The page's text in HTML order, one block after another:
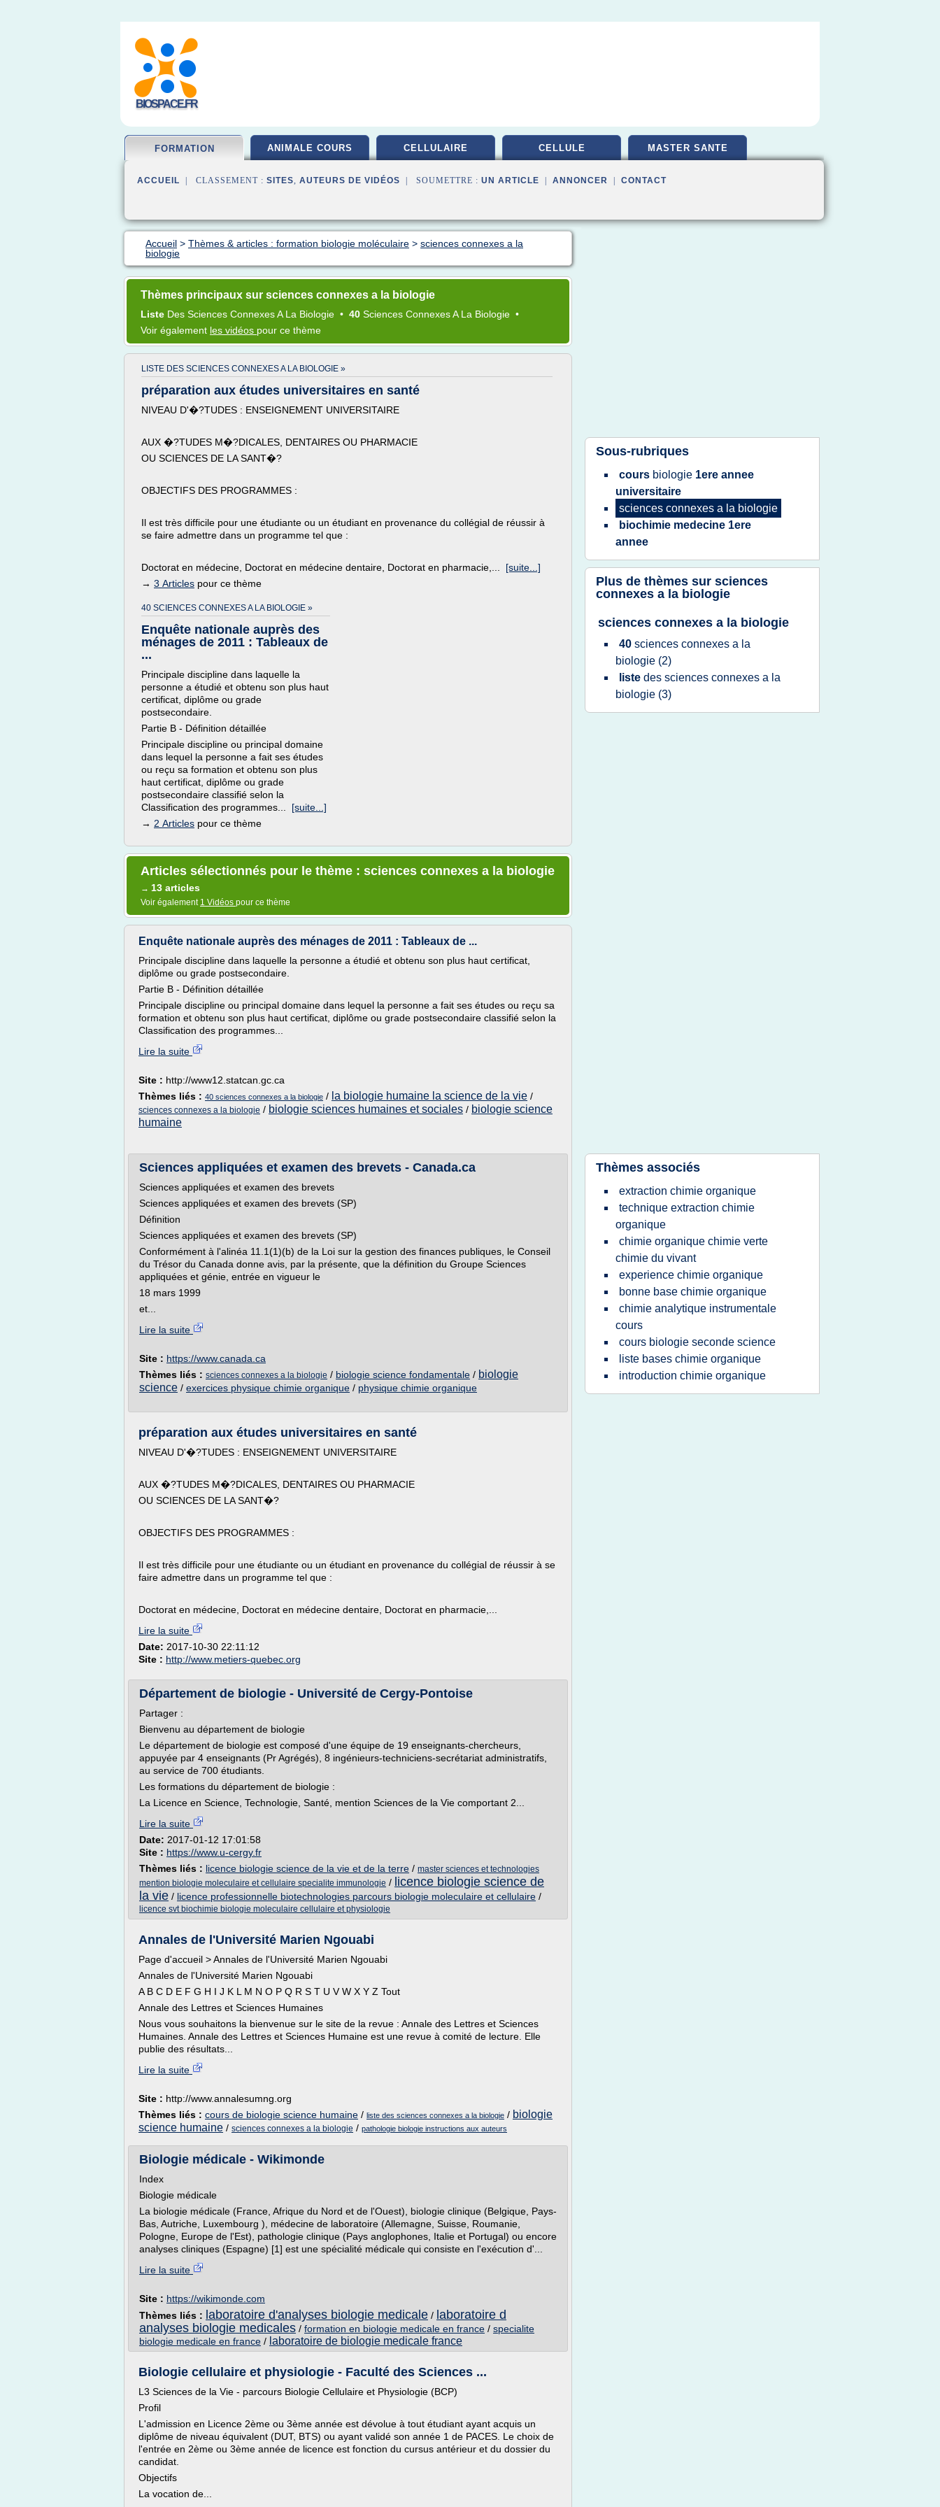
BIOSPACE.FR
FORMATION ANIMALE COURS CELLULAIRE CELLULE MASTER SANTE
ACCUEIL | CLASSEMENT : SITES, AUTEURS DE VIDÉOS | SOUMETTRE : UN ARTICLE ANNONCER CONTACT
Accueil > Thèmes & articles : formation biologie moléculaire > sciences connexes a la
biologie
Thèmes principaux sur sciences connexes a la biologie
Liste Des Sciences ConnexesA La Biologie • 40 Sciences ConnexesA La Biologie •
Voir également les vidéos pour ce thème
LISTE DES SCIENCES CONNEXES A LA BIOLOGIE »
préparation aux études universitaires en santé
NIVEAU D'�?TUDES : ENSEIGNEMENT UNIVERSITAIRE
AUX �?TUDES M�?DICALES, DENTAIRES OU PHARMACIE
OU SCIENCES DE LA SANT�?
OBJECTIFS DES PROGRAMMES :
Il est très difficile pour une étudiante ou un étudiant en provenance du collégial de réussir à
se faire admettre dans un programme tel que :
Doctorat en médecine, Doctorat en médecine dentaire, Doctorat en pharmacie,... [suite...]
→ 3 Articles pour ce thème
40 SCIENCES CONNEXES A LA BIOLOGIE »
Enquête nationale auprès des
ménages de 2011 : Tableaux de
...
Principale discipline dans laquelle la
personne a étudié et obtenu son plus haut
certificat, diplôme ou grade
postsecondaire.
Partie B - Définition détaillée
Principale discipline ou principal domaine
dans lequel la personne a fait ses études
ou reçu sa formation et obtenu son plus
haut certificat, diplôme ou grade
postsecondaire classifié selon la
Classification des programmes... [suite...]
→ 2 Articles pour ce thème
Articles sélectionnés pour le thème : sciences connexes a la biologie
→ 13 articles
Voir également 1 Vidéos pour ce thème
Enquête nationale auprès des ménages de 2011 : Tableaux de ...
Principale discipline dans laquelle la personne a étudié et obtenu son plus haut certificat,
diplôme ou grade postsecondaire.
Partie B - Définition détaillée
Principale discipline ou principal domaine dans lequel la personne a fait ses études ou reçu sa
formation et obtenu son plus haut certificat, diplôme ou grade postsecondaire classifié selon la
Classification des programmes...
Lire la suite
Site : http://www12.statcan.gc.ca
Thèmes liés : 40 sciences connexes a la biologie / la biologie humaine la science de la vie /
sciences connexes a la biologie / biologie sciences humaines et sociales / biologie science
humaine
Sciences appliquées et examen des brevets - Canada.ca
Sciences appliquées et examen des brevets
Sciences appliquées et examen des brevets (SP)
Définition
Sciences appliquées et examen des brevets (SP)
Conformément à l'alinéa 11.1(1)(b) de la Loi sur la gestion des finances publiques, le Conseil
du Trésor du Canada donne avis, par la présente, que la définition du Groupe Sciences
appliquées et génie, entrée en vigueur le
18 mars 1999
et...
Lire la suite
Site : https://www.canada.ca
Thèmes liés : sciences connexes a la biologie / biologie science fondamentale / biologie
science / exercices physique chimie organique / physique chimie organique
préparation aux études universitaires en santé
NIVEAU D'�?TUDES : ENSEIGNEMENT UNIVERSITAIRE
AUX �?TUDES M�?DICALES, DENTAIRES OU PHARMACIE
OU SCIENCES DE LA SANT�?
OBJECTIFS DES PROGRAMMES :
Il est très difficile pour une étudiante ou un étudiant en provenance du collégial de réussir à se
faire admettre dans un programme tel que :
Doctorat en médecine, Doctorat en médecine dentaire, Doctorat en pharmacie,...
Lire la suite
Date: 2017-10-30 22:11:12
Site : http://www.metiers-quebec.org
Département de biologie - Université de Cergy-Pontoise
Partager :
Bienvenu au département de biologie
Le département de biologie est composé d'une équipe de 19 enseignants-chercheurs,
appuyée par 4 enseignants (Pr Agrégés), 8 ingénieurs-techniciens-secrétariat administratifs,
au service de 700 étudiants.
Les formations du département de biologie :
La Licence en Science, Technologie, Santé, mention Sciences de la Vie comportant 2...
Lire la suite
Date: 2017-01-12 17:01:58
Site : https://www.u-cergy.fr
Thèmes liés : licence biologie science de la vie et de la terre / master sciences et technologies
mention biologie moleculaire et cellulaire specialite immunologie / licence biologie science de
la vie / licence professionnelle biotechnologies parcours biologie moleculaire et cellulaire /
licence svt biochimie biologie moleculaire cellulaire et physiologie
Annales de l'Université Marien Ngouabi
Page d'accueil > Annales de l'Université Marien Ngouabi
Annales de l'Université Marien Ngouabi
A B C D E F G H I J K L M N O P Q R S T U V W X Y Z Tout
Annale des Lettres et Sciences Humaines
Nous vous souhaitons la bienvenue sur le site de la revue : Annale des Lettres et Sciences
Humaines. Annale des Lettres et Sciences Humaine est une revue à comité de lecture. Elle
publie des résultats...
Lire la suite
Site : http://www.annalesumng.org
Thèmes liés : cours de biologie science humaine / liste des sciences connexes a la biologie / biologie
science humaine / sciences connexes a la biologie / pathologie biologie instructions aux auteurs
Biologie médicale - Wikimonde
Index
Biologie médicale
La biologie médicale (France, Afrique du Nord et de l'Ouest), biologie clinique (Belgique, Pays-
Bas, Autriche, Luxembourg ), médecine de laboratoire (Allemagne, Suisse, Roumanie,
Pologne, Europe de l'Est), pathologie clinique (Pays anglophones, Italie et Portugal) ou encore
analyses cliniques (Espagne) [1] est une spécialité médicale qui consiste en l'exécution d'...
Lire la suite
Site : https://wikimonde.com
Thèmes liés : laboratoire d'analyses biologie medicale / laboratoire d
analyses biologie medicales / formation en biologie medicale en france / specialite
biologie medicale en france / laboratoire de biologie medicale france
Biologie cellulaire et physiologie - Faculté des Sciences ...
L3 Sciences de la Vie - parcours Biologie Cellulaire et Physiologie (BCP)
Profil
L'admission en Licence 2ème ou 3ème année est dévolue à tout étudiant ayant acquis un
diplôme de niveau équivalent (DUT, BTS) ou ayant validé son année 1 de PACES. Le choix de
l'entrée en 2ème ou 3ème année de licence est fonction du cursus antérieur et du dossier du
candidat.
Objectifs
La vocation de...
Sous-rubriques
cours biologie 1ere annee
universitaire
sciences connexes a la biologie
biochimie medecine 1ere
annee
Plus de thèmes sur sciences
connexes a la biologie
sciences connexes a la biologie
40 sciences connexes a la
biologie (2)
liste des sciences connexes a la
biologie (3)
Thèmes associés
extraction chimie organique
technique extraction chimie
organique
chimie organique chimie verte
chimie du vivant
experience chimie organique
bonne base chimie organique
chimie analytique instrumentale
cours
cours biologie seconde science
liste bases chimie organique
introduction chimie organique